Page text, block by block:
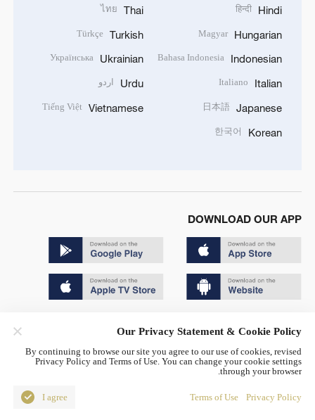
Hindi
हिन्दी
Hungarian
Magyar
Indonesian
Bahasa Indonesia
Italian
Italiano
Japanese
日本語
Korean
한국어
Thai
ไทย
Turkish
Türkçe
Ukrainian
Українська
Urdu اردو
Vietnamese
Tiếng Việt
DOWNLOAD OUR APP
京公网安备 11010502050052号
Disinformation report hotline: 010-85061466
Our Privacy Statement & Cookie Policy
By continuing to browse our site you agree to our use of cookies, revised
Privacy Policy and Terms of Use. You can change your cookie settings
through your browser.
Privacy Policy
Terms of Use
I agree